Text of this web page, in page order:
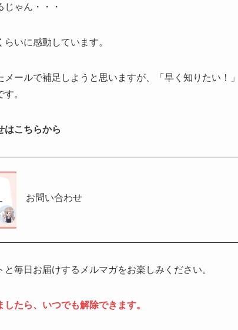
ゃん・・・
いに感動しています。
メールで補足しようと思いますが、「早く知りたい！
。
はこちらから
お問い合わせ
毎日お届けするメルマガをお楽しみください。
たら、いつでも解除できます。